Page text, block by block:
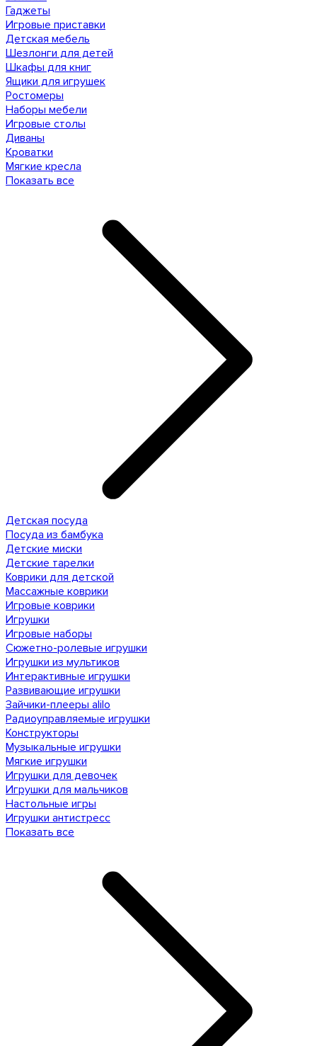
Гаджеты
Игровые приставки
Детская мебель
Шезлонги для детей
Шкафы для книг
Ящики для игрушек
Ростомеры
Наборы мебели
Игровые столы
Диваны
Кроватки
Мягкие кресла
Показать все
Детская посуда
Посуда из бамбука
Детские миски
Детские тарелки
Коврики для детской
Массажные коврики
Игровые коврики
Игрушки
Игровые наборы
Сюжетно-ролевые игрушки
Игрушки из мультиков
Интерактивные игрушки
Развивающие игрушки
Зайчики-плееры alilo
Радиоуправляемые игрушки
Конструкторы
Музыкальные игрушки
Мягкие игрушки
Игрушки для девочек
Игрушки для мальчиков
Настольные игры
Игрушки антистресс
Показать все